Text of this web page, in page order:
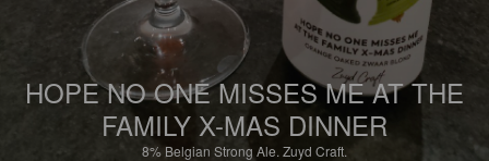
HOPE NO ONE MISSES ME AT THE
FAMILY X-MAS DINNER
8%Belgian Strong Ale. Zuyd Craft.